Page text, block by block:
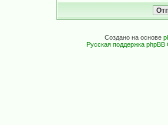
Создано на основе
Русская поддержка phpBB